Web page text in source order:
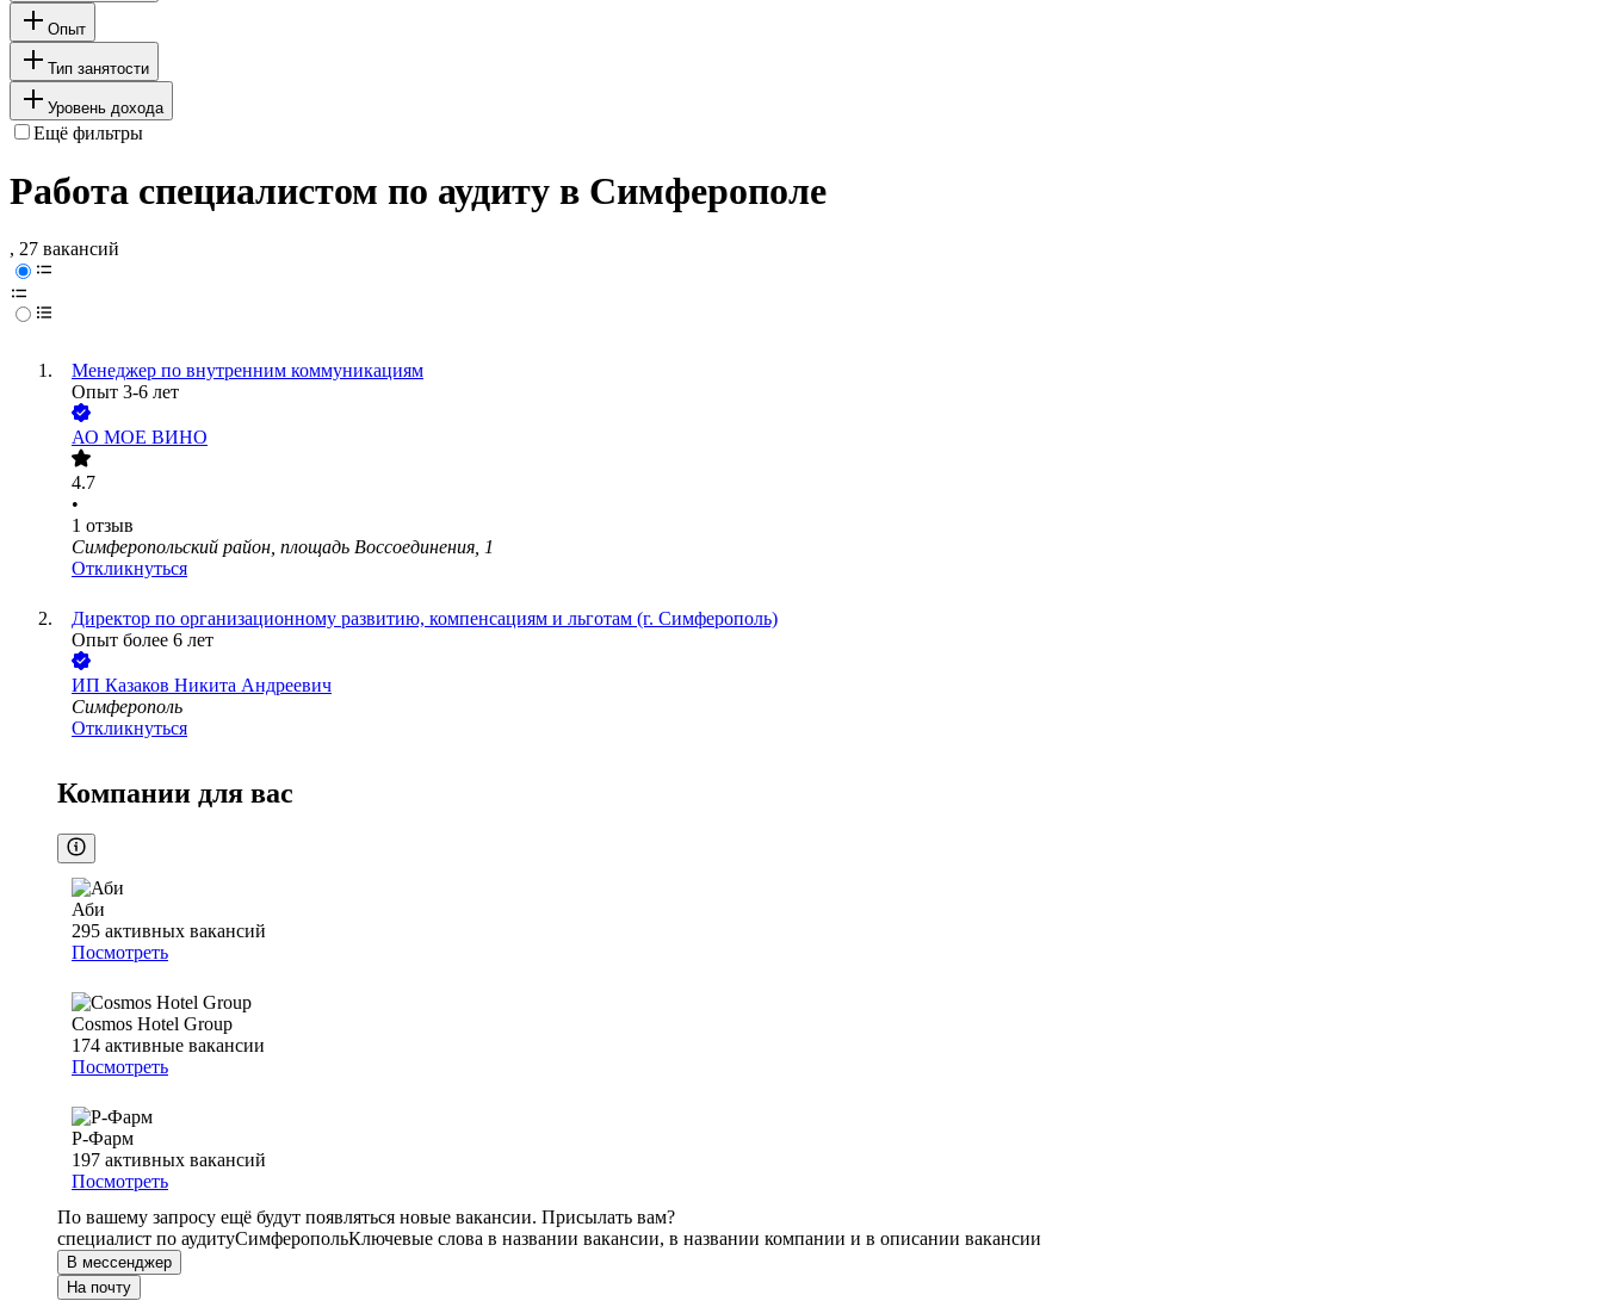
Опыт
Тип занятости
Уровень дохода
Ещё фильтры
Работа специалистом по аудиту в Симферополе
, 27 вакансий
Менеджер по внутренним коммуникациям
Опыт 3-6 лет
АО МОЕ ВИНО
4.7
•
1 отзыв
Симферопольский район, площадь Воссоединения, 1
Откликнуться
Директор по организационному развитию, компенсациям и льготам (г. Симферополь)
Опыт более 6 лет
ИП Казаков Никита Андреевич
Симферополь
Откликнуться
Компании для вас
Аби
295 активных вакансий
Посмотреть
Cosmos Hotel Group
174 активные вакансии
Посмотреть
Р-Фарм
197 активных вакансий
Посмотреть
По вашему запросу ещё будут появляться новые вакансии. Присылать вам?
специалист по аудитуСимферопольКлючевые слова в названии вакансии, в названии компании и в описании вакансии
В мессенджер
На почту